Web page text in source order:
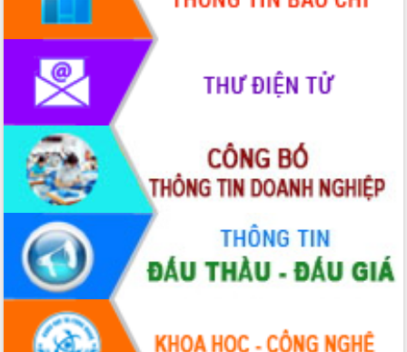
Tháo gỡ những vướng mắc, đẩy mạnh
công tác cải cách thủ tục hành chính
tại Trung tâm Phục vụ hành chính
công tỉnh
Đắk Lắk: Tôn vinh 46 giải pháp tại Hội
thi Sáng tạo Kỹ thuật 2024 - 2025
Đắk Lắk rà soát, điều chỉnh Đề án 190
về phát triển nuôi trồng thủy sản
Phó Chủ tịch UBND tỉnh Đắk Lắk
Trương Công Thái kiểm tra thực địa
Dự án cao tốc Khánh Hòa - Buôn Ma
Thuột
Định vị cà phê Việt Nam như một “di
sản sống” trong dòng chảy toàn cầu
Xây dựng nông thôn mới: Nâng cao đời
sống người dân từ những mô hình thiết
thực
Quyết liệt tháo gỡ vướng mắc, đẩy